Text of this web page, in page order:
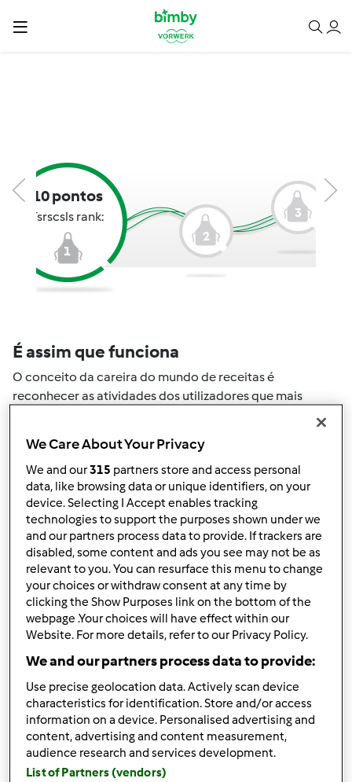
10 pontos
Tsrscsls rank:
1
2
3
É assim que funciona
O conceito da careira do mundo de receitas é
reconhecer as atividades dos utilizadores que mais
pontos. Ao atingir um certo numero de pontos, atingirá
automaticamente o próximo nivel de pontos.
Como pode colecionar pontos de
actividade
Ao realizar uma das ações descritas abaixo, pode
colecionar pontos. Estes pontos serão adicionados à sua
carreira pessoal do mundo de receitas. Por favor
verifique a níveis de aventais acima e veja quantos
pontos precisa para atingir o próximo nível.
pontos
Vencedor do passatempo
+10
pontos
Criar uma receita (completa=10 pontos,
apenas campos obrigatórios =5 pontos)
+1
ponto
Avaliar uma receita
We Care About Your Privacy
We and our315 partners store and access personal
data, like browsing data or unique identifiers, on your
device. Selecting I Accept enables tracking
technologies to support the purposes shown under we
and our partners process data to provide. If trackers are
disabled, some content and ads you see may not be as
relevant to you. You can resurface this menu to change
your choices or withdraw consent at any time by
clicking the Show Purposes link on the bottom of the
webpage .Your choices will have effect within our
Website. For more details, refer to our Privacy Policy.
We and our partners process data to provide:
Use precise geolocation data. Actively scan device
characteristics for identification. Store and/or access
information on a device. Personalised advertising and
content, advertising and content measurement,
audience research and services development.
List of Partners (vendors)